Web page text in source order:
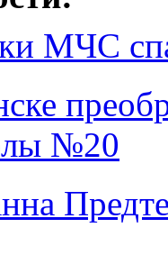
МЧС
№20